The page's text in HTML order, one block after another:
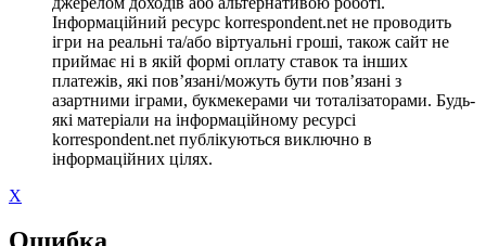
Інформаційний ресурс korrespondent.net не проводить
ігри на реальні та/або віртуальні гроші, також сайт не
приймає ні в якій формі оплату ставок та інших
платежів, які пов’язані/можуть бути пов’язані з
азартними іграми, букмекерами чи тоталізаторами. Будь-
які матеріали на інформаційному ресурсі
korrespondent.net публікуються виключно в
інформаційних цілях.
X